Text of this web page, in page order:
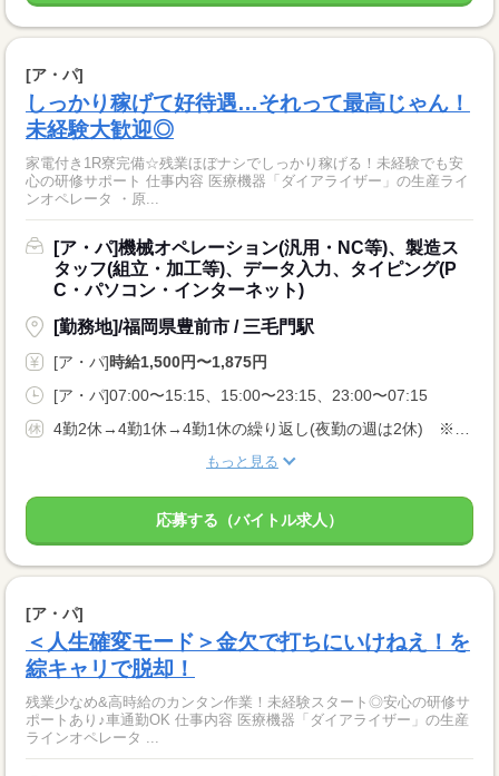
[ア・パ]
しっかり稼げて好待遇…それって最高じゃん！
未経験大歓迎◎
家電付き1R寮完備☆残業ほぼナシでしっかり稼げる！未経験でも安
心の研修サポート 仕事内容 医療機器「ダイアライザー」の生産ライ
ンオペレータ ・原...
[ア・パ]機械オペレーション(汎用・NC等)、製造ス
タッフ(組立・加工等)、データ入力、タイピング(P
C・パソコン・インターネット)
[勤務地]/福岡県豊前市 / 三毛門駅
[ア・パ]時給1,500円〜1,875円
[ア・パ]07:00〜15:15、15:00〜23:15、23:00〜07:15
もっと見る
応募する（バイトル求人）
[ア・パ]
＜人生確変モード＞金欠で打ちにいけねえ！を
綜キャリで脱却！
残業少なめ&高時給のカンタン作業！未経験スタート◎安心の研修サ
ポートあり♪車通勤OK 仕事内容 医療機器「ダイアライザー」の生産
ラインオペレータ ...